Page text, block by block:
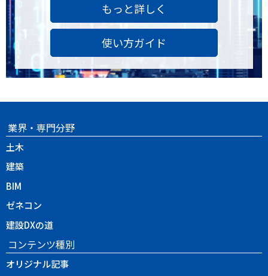
もっと詳しく
使い方ガイド
業界・専門分野
土木
建築
BIM
ゼネコン
建設DXの道
コンテンツ種別
オリジナル記事